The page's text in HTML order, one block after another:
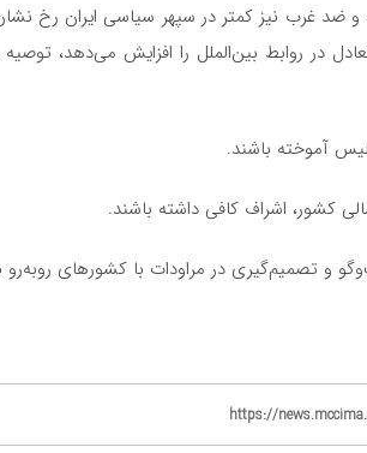
غرب نیز کمتر در سپهر سیاسی ایران رخ نشان
در روابط بین‌الملل را افزایش می‌دهد،
آموخته باشند.
و تصمیم‌گیری در مراودات با کشورهای روبه‌رو
https://